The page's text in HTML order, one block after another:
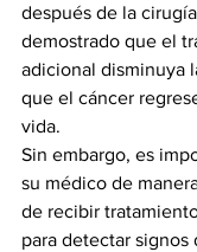
después de la
demostrado que el
adicional disminuya
que el cáncer
vida.
Sin embargo, es
su médico de
de recibir
para detectar signos